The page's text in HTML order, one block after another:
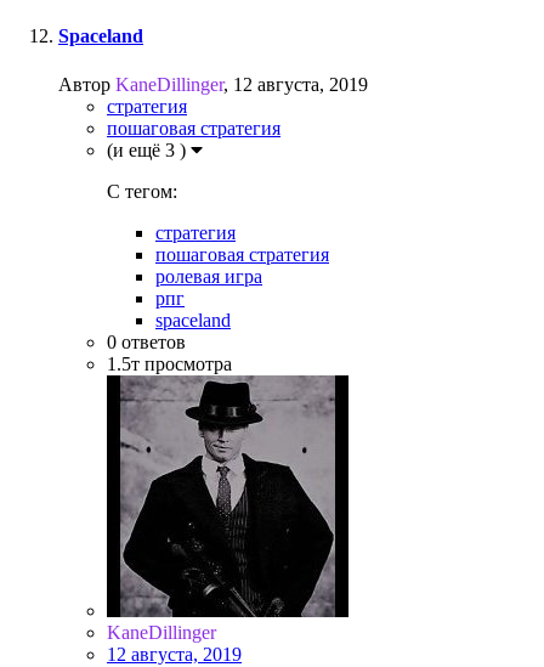
Spaceland
Автор KaneDillinger, 12 августа, 2019
стратегия
пошаговая стратегия
(и ещё 3 )
C тегом:
стратегия
пошаговая стратегия
ролевая игра
рпг
spaceland
0 ответов
1.5т просмотра
KaneDillinger
12 августа, 2019